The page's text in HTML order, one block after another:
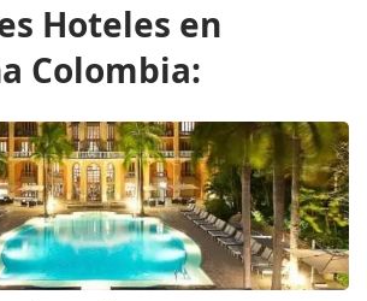
Hoteles en
Colombia: